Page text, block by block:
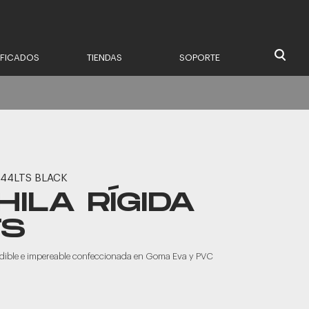
TIENDAS SOPORTE
BLACK
RÍGIDA
e impereable confeccionada en Goma Eva y PVC